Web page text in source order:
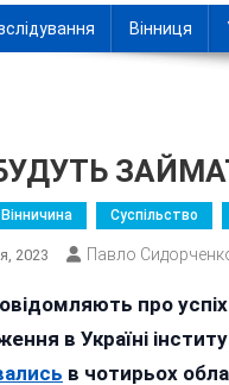
Вінниця
Вінничина Суспільство
2023 Павло
про
в Україні
в чотирьох